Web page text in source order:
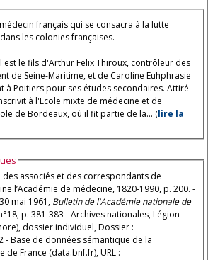
français qui se consacra à la lutte
les colonies françaises.
est le fils d'Arthur Felix Thiroux, contrôleur des
de Seine-Maritime, et de Caroline Euhphrasie
à Poitiers pour ses études secondaires. Attiré
à l'Ecole mixte de médecine et de
de Bordeaux, où il fit partie de la... (lire la
associés et des correspondants de
l’Académie de médecine, 1820-1990, p. 200. -
mai 1961, Bulletin de l'Académie nationale de
p. 381-383 - Archives nationales, Légion
dossier individuel, Dossier :
France (data.bnf.fr), URL :